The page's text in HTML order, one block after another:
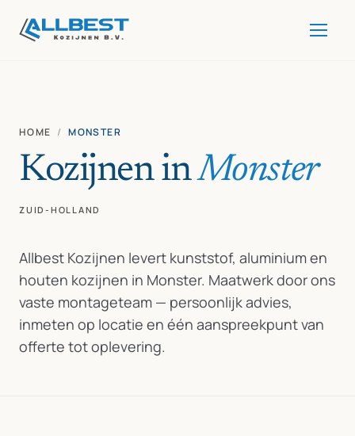
HOME / MONSTER
Kozijnen inMonster
ZUID-HOLLAND
Allbest Kozijnen levert kunststof, aluminium en
houten kozijnen in Monster. Maatwerk door ons
vaste montageteam — persoonlijk advies,
inmeten op locatie en één aanspreekpunt van
offerte tot oplevering.